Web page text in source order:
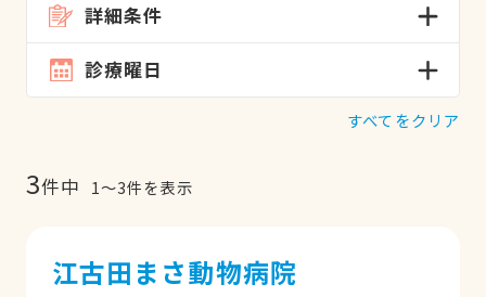
詳細条件
診療曜日
すべてをクリア
3件中 1〜3件を表示
江古田まさ動物病院